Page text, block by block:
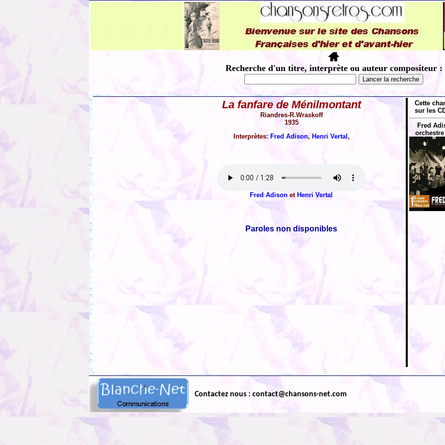
Recherche d'un titre, interprète ou auteur compositeur :
La fanfare de Ménilmontant
Riandres-R.Wraskoff
1935
Interprètes: Fred Adison, Henri Vertal ,
Fred Adison et Henri Vertal
Paroles non disponibles
Cette
sur les
Fred
orchestre
Contactez nous : contact@chansons-net.com